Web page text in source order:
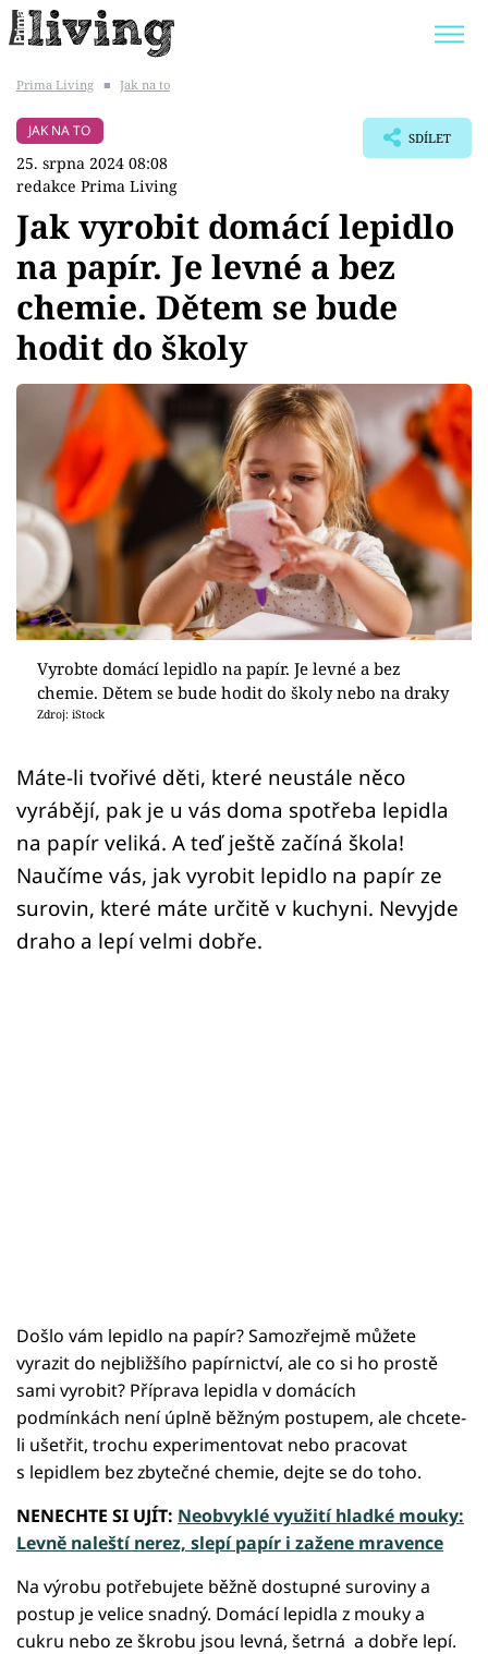
BYDLENÍ SLAVNÝCH
Témata
Bydlení
Zahrada
Design
Sledujte prima+
Přihlášení
Sledujte nás
Prima Living ■ Jak na to
JAK NA TO
25. srpna 2024 08:08
redakce Prima Living
SDÍLET
Jak vyrobit domácí lepidlo
na papír. Je levné a bez
chemie. Dětem se bude
hodit do školy
Vyrobte domácí lepidlo na papír. Je levné a bez
chemie. Dětem se bude hodit do školy nebo na draky
Zdroj: iStock
Máte-li tvořivé děti, které neustále něco
vyrábějí, pak je u vás doma spotřeba lepidla
na papír veliká. A teď ještě začíná škola!
Naučíme vás, jak vyrobit lepidlo na papír ze
surovin, které máte určitě v kuchyni. Nevyjde
draho a lepí velmi dobře.
Došlo vám lepidlo na papír?Samozřejmě můžete
vyrazit do nejbližšího papírnictví, ale co si ho prostě
sami vyrobit? Příprava lepidla v domácích
podmínkách není úplně běžným postupem, ale chcete-
li ušetřit, trochu experimentovat nebo pracovat
s lepidlem bez zbytečné chemie, dejte se do toho.
NENECHTE SI UJÍT: Neobvyklé využití hladké mouky:
Levně naleští nerez, slepí papír i zažene mravence
Na výrobu potřebujete běžně dostupné suroviny a
postup je velice snadný. Domácí lepidla z mouky a
cukru nebo ze škrobu jsou levná, šetrná a dobře lepí.